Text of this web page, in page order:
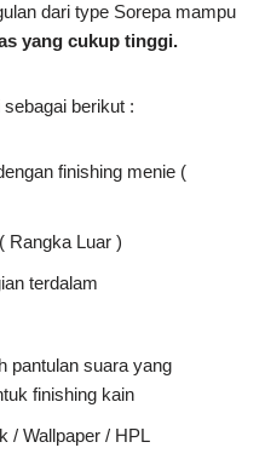
dari type Sorepa mampu
yang cukup tinggi.
berikut :
finishing menie (
Rangka Luar )
terdalam
pantulan suara yang
finishing kain
/ Wallpaper / HPL